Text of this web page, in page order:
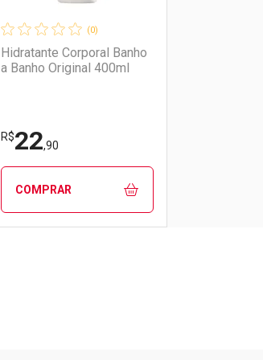
(0)
Hidratante Corporal Banho
a Banho Original 400ml
R$22,90
COMPRAR